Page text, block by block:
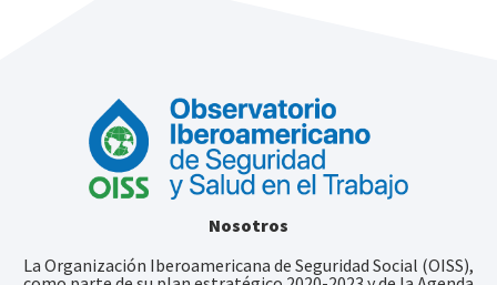
Nosotros
La Organización Iberoamericana de Seguridad Social (OISS),